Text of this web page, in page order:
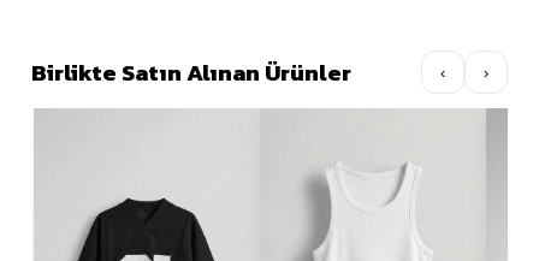
Birlikte Satın Alınan Ürünler ‹ ›